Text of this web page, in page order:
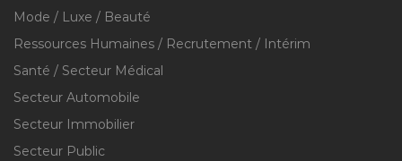
Mode / Luxe / Beauté
Ressources Humaines / Recrutement / Intérim
Santé / Secteur Médical
Secteur Automobile
Secteur Immobilier
Secteur Public